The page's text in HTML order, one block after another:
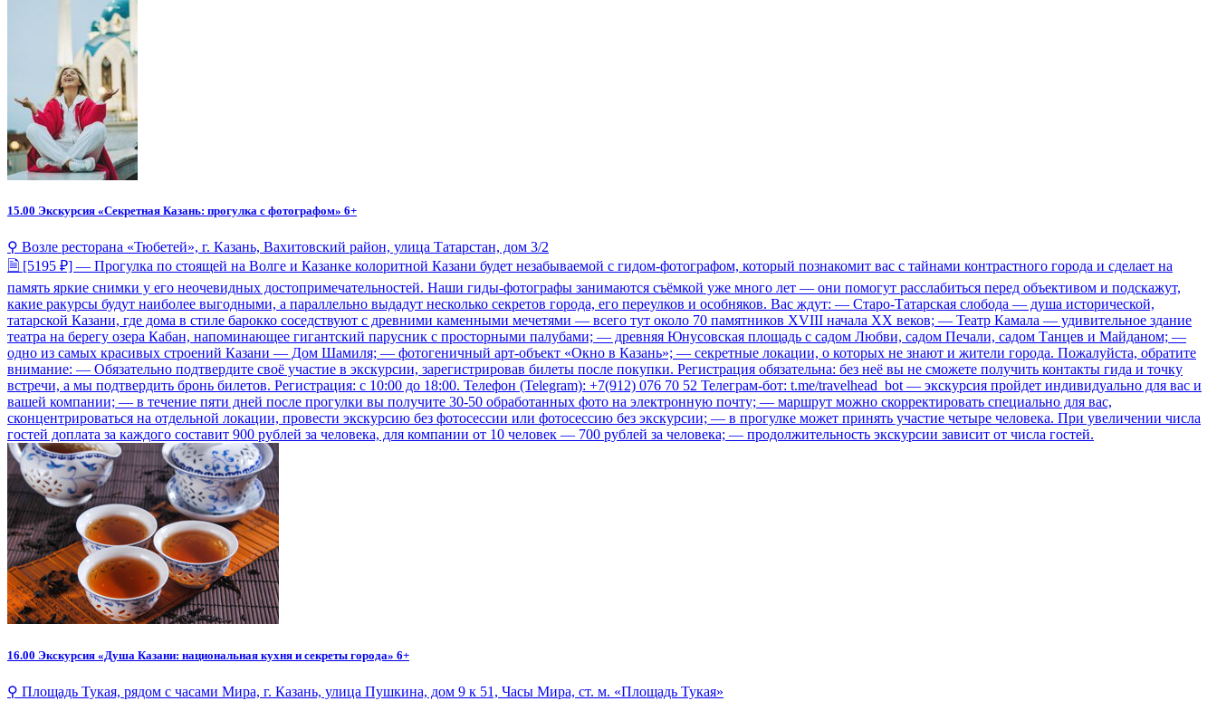
15.00 Экскурсия «Секретная Казань: прогулка с фотографом» 6+
⚲ Возле ресторана «Тюбетей», г. Казань, Вахитовский район, улица Татарстан, дом 3/2
🗎 [5195 ₽] — Прогулка по стоящей на Волге и Казанке колоритной Казани будет незабываемой с гидом-фотографом, который познакомит вас с тайнами контрастного города и сделает на
память яркие снимки у его неочевидных достопримечательностей. Наши гиды-фотографы занимаются съёмкой уже много лет — они помогут расслабиться перед объективом и подскажут,
какие ракурсы будут наиболее выгодными, а параллельно выдадут несколько секретов города, его переулков и особняков. Вас ждут: — Старо-Татарская слобода — душа исторической,
татарской Казани, где дома в стиле барокко соседствуют с древними каменными мечетями — всего тут около 70 памятников XVIII начала XX веков; — Театр Камала — удивительное здание
театра на берегу озера Кабан, напоминающее гигантский парусник с просторными палубами; — древняя Юнусовская площадь с садом Любви, садом Печали, садом Танцев и Майданом; —
одно из самых красивых строений Казани — Дом Шамиля; — фотогеничный арт-объект «Окно в Казань»; — секретные локации, о которых не знают и жители города. Пожалуйста, обратите
внимание: — Обязательно подтвердите своё участие в экскурсии, зарегистрировав билеты после покупки. Регистрация обязательна: без неё вы не сможете получить контакты гида и точку
встречи, а мы подтвердить бронь билетов. Регистрация: с 10:00 до 18:00. Телефон (Telegram): +7(912) 076 70 52 Телеграм-бот: t.me/travelhead_bot — экскурсия пройдет индивидуально для вас и
вашей компании; — в течение пяти дней после прогулки вы получите 30-50 обработанных фото на электронную почту; — маршрут можно скорректировать специально для вас,
сконцентрироваться на отдельной локации, провести экскурсию без фотосессии или фотосессию без экскурсии; — в прогулке может принять участие четыре человека. При увеличении числа
гостей доплата за каждого составит 900 рублей за человека, для компании от 10 человек — 700 рублей за человека; — продолжительность экскурсии зависит от числа гостей.
16.00 Экскурсия «Душа Казани: национальная кухня и секреты города» 6+
⚲ Площадь Тукая, рядом с часами Мира, г. Казань, улица Пушкина, дом 9 к 51, Часы Мира, ст. м. «Площадь Тукая»